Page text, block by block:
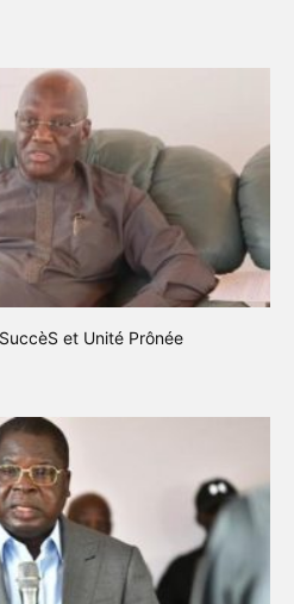
et Unité Prônée